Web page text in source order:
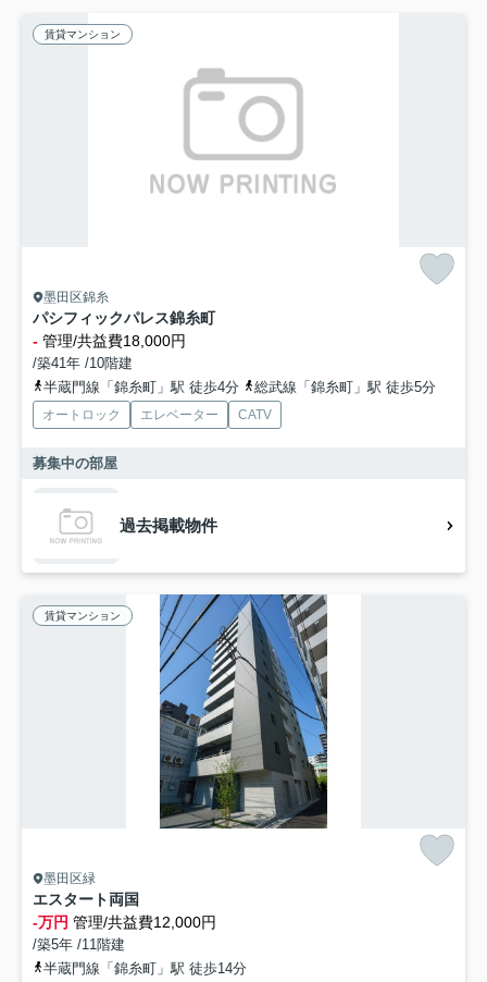
賃貸マンション
墨田区錦糸
パシフィックパレス錦糸町
- 管理/共益費18,000円
/築41年 /10階建
半蔵門線「錦糸町」駅 徒歩4分
総武線「錦糸町」駅 徒歩5分
オートロック エレベーター CATV
募集中の部屋
過去掲載物件
賃貸マンション
墨田区緑
エスタート両国
-万円 管理/共益費12,000円
/築5年 /11階建
半蔵門線「錦糸町」駅 徒歩14分